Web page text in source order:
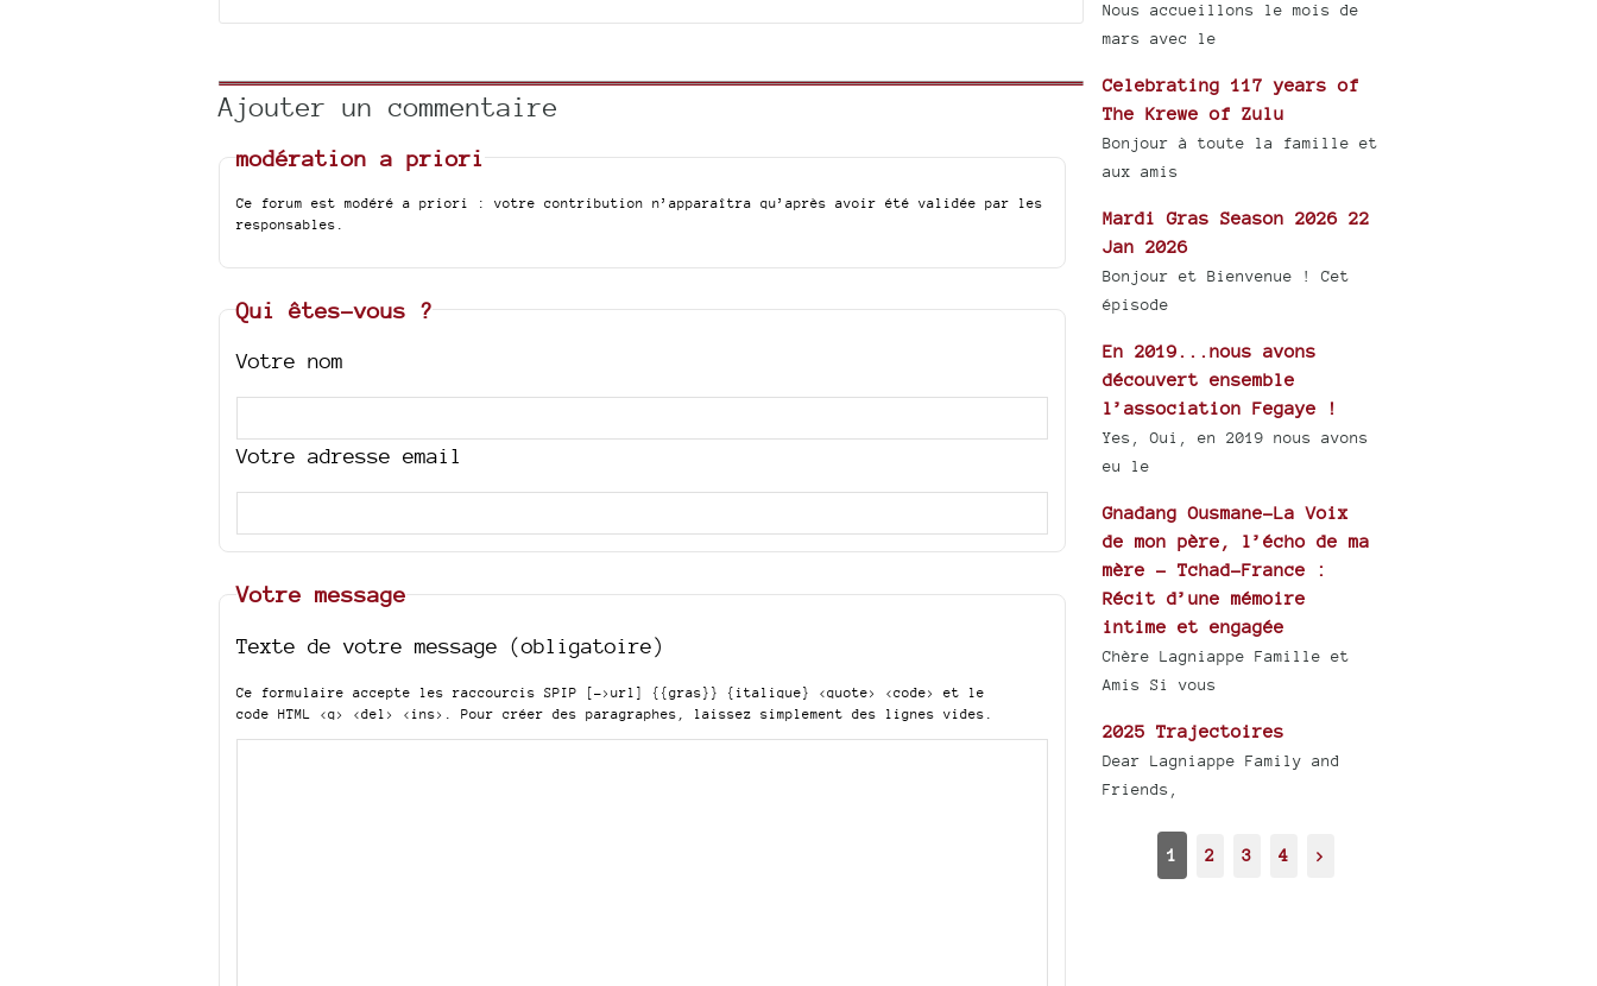
Ajouter un commentaire
modération a priori
Ce forum est modéré a priori : votre contribution n’apparaîtra qu’après avoir été validée par les
responsables.
Qui êtes-vous ?
Votre nom
Votre adresse email
Votre message
Texte de votre message (obligatoire)
Ce formulaire accepte les raccourcis SPIP [->url] {{gras}} {italique} <quote> <code>
et le
code HTML <q> <del> <ins> . Pour créer des paragraphes, laissez simplement des lignes vides.
Nous accueillons le mois de
mars avec le
Celebrating 117 years of
The Krewe of Zulu
Bonjour à toute la famille et
aux amis
Mardi Gras Season 2026 22
Jan 2026
Bonjour et Bienvenue ! Cet
épisode
En 2019...nous avons
découvert ensemble
l’association Fegaye !
Yes, Oui, en 2019 nous avons
eu le
Gnadang Ousmane-La Voix
de mon père, l’écho de ma
mère - Tchad-France :
Récit d’une mémoire
intime et engagée
Chère Lagniappe Famille et
Amis Si vous
2025 Trajectoires
Dear Lagniappe Family and
Friends,
1 2 3 4 >